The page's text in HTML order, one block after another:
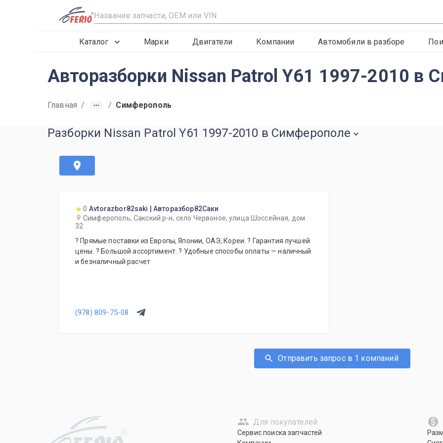
R
Каталог Марки Двигатели Компании Автомобили в разборе
Авторазборки Nissan Patrol Y61 1997-2010 в
Главная / / Симферополь
Разборки Nissan Patrol Y61 1997-2010 в Симферополе
0 Avtorazbor82saki | Авторазбор82Саки
Симферополь, Сакский р-н, село Червоное, улица Шоссейная, дом
32
? Прямые поставки из Европы, Японии, ОАЭ, Кореи. ? Гарантия лучшей
цены. ? Большой ассортимент. ? Удобные способы оплаты — наличный
и безналичный расчет
(978) 809-75-08
Отправить запрос в 1 компаний
R
Для покупателей
Сервис поиска запчастей